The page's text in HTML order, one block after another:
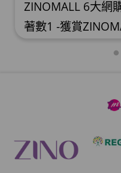
ZINOMALL 6大網
著數1 -獲賞
購會員，$50現金
次。 著數2- 新會
$80, 再送豐富迎
劵】會自動加入閣
會員單次購物滿
用優惠劵，即減
數3- 新會員購物